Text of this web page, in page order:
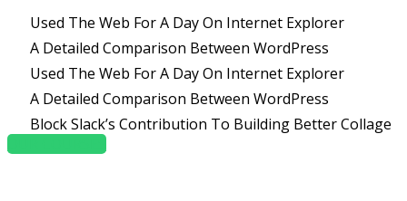
Used The Web For A Day On Internet Explorer
A Detailed Comparison Between WordPress
Used The Web For A Day On Internet Explorer
A Detailed Comparison Between WordPress
Block Slack’s Contribution To Building Better Collage
OUR COURSES